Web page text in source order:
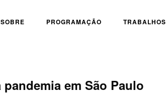
SOBRE PROGRAMAÇÃO TRABALHOS
em São Paulo